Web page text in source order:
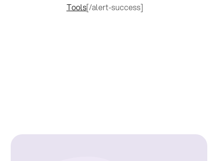
Tools[/alert-success]